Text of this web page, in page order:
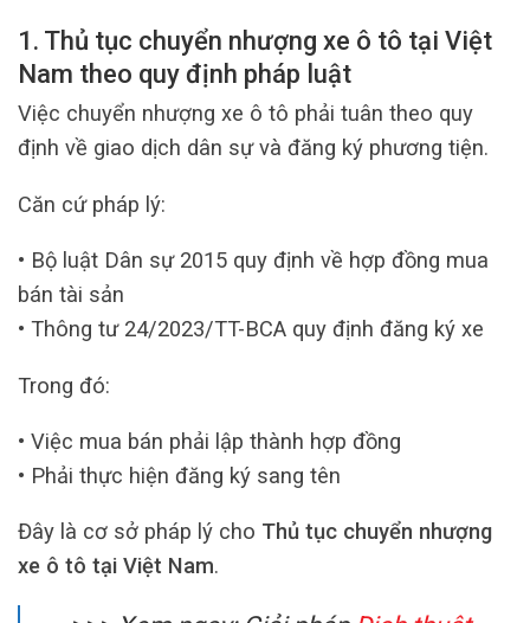
1. Thủ tục chuyển nhượng xe ô tô tại Việt
Nam theo quy định pháp luật
Việc chuyển nhượng xe ô tô phải tuân theo quy
định về giao dịch dân sự và đăng ký phương tiện.
Căn cứ pháp lý:
• Bộ luật Dân sự 2015 quy định về hợp đồng mua
bán tài sản
• Thông tư 24/2023/TT-BCA quy định đăng ký xe
Trong đó:
• Việc mua bán phải lập thành hợp đồng
• Phải thực hiện đăng ký sang tên
Đây là cơ sở pháp lý cho Thủ tục chuyển nhượng
xe ô tô tại Việt Nam.